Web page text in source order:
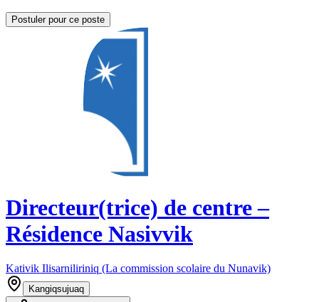
Postuler pour ce poste
Directeur(trice) de centre –
Résidence Nasivvik
Kativik Ilisarniliriniq (La commission scolaire du Nunavik)
Kangiqsujuaq